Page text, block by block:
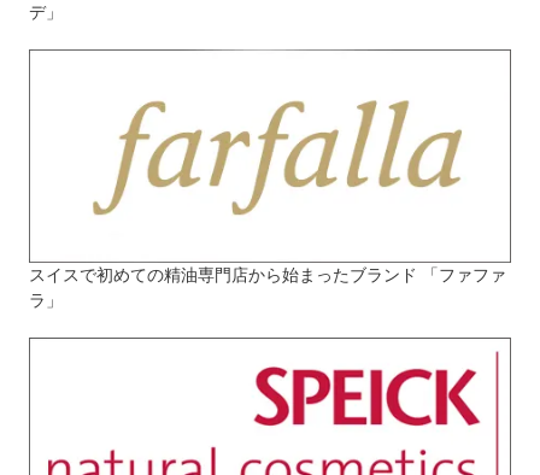
デ」
スイスで初めての精油専門店から始まったブランド 「ファファ
ラ」